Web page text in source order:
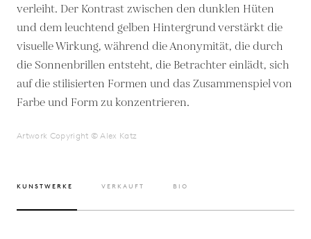
verleiht. Der Kontrast zwischen den dunklen Hüten
und dem leuchtend gelben Hintergrund verstärkt die
visuelle Wirkung, während die Anonymität, die durch
die Sonnenbrillen entsteht, die Betrachter einlädt, sich
auf die stilisierten Formen und das Zusammenspiel von
Farbe und Form zu konzentrieren.
Artwork Copyright © Alex Katz
KUNSTWERKE VERKAUFT BIO